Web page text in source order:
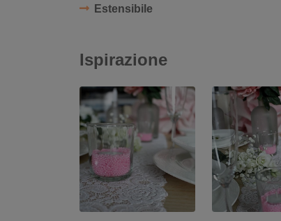
Estensibile
Ispirazione